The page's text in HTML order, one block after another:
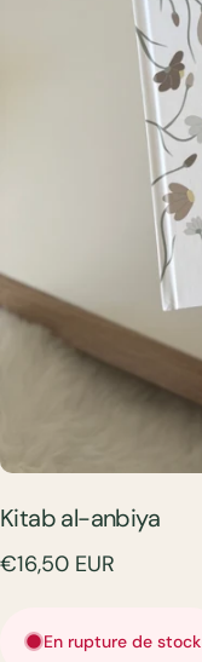
Kitabal-anbiya
€16,50 EUR
En rupture de stock